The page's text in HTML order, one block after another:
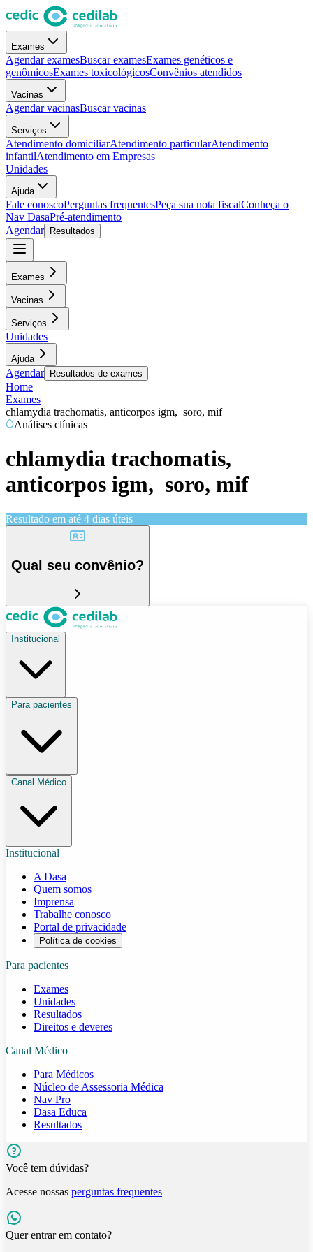
Exames
Agendar examesBuscar examesExames genéticos e
genômicosExames toxicológicosConvênios atendidos
Vacinas
Agendar vacinasBuscar vacinas
Serviços
Atendimento domiciliarAtendimento particularAtendimento
infantilAtendimento em Empresas
Unidades
Ajuda
Fale conoscoPerguntas frequentesPeça sua nota fiscalConheça o
Nav DasaPré-atendimento
Agendar
Resultados
Exames
Vacinas
Serviços
Unidades
Ajuda
Agendar Resultados de exames
Home
Exames
chlamydia trachomatis, anticorpos igm, soro, mif
Análises clínicas
chlamydia trachomatis,
anticorpos igm, soro, mif
Resultado em até 4 dias úteis
Qual seu convênio?
Institucional
Para pacientes
Canal Médico
Institucional
A Dasa
Quem somos
Imprensa
Trabalhe conosco
Portal de privacidade
Política de cookies
Para pacientes
Exames
Unidades
Resultados
Direitos e deveres
Canal Médico
Para Médicos
Núcleo de Assessoria Médica
Nav Pro
Dasa Educa
Resultados
Você tem dúvidas?
Acesse nossas perguntas frequentes
Quer entrar em contato?